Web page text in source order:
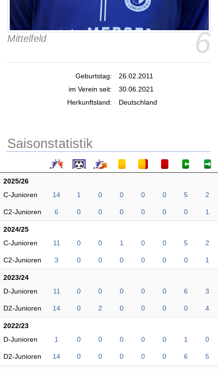
6
Mittelfeld
Geburtstag:
26.02.2011
im Verein seit:
30.06.2021
Herkunftsland:
Deutschland
Saisonstatistik
2025/26
C-Junioren
14 1 0 0 0 0 5 2
C2-Junioren 6 0 0 0 0 0 0 1
2024/25
C-Junioren
11 0 0 1 0 0 5 2
C2-Junioren 3 0 0 0 0 0 0 1
2023/24
D-Junioren
11 0 0 0 0 0 6 3
D2-Junioren 14 0 2 0 0 0 0 4
2022/23
D-Junioren
1 0 0 0 0 0 1 0
D2-Junioren 14 0 0 0 0 0 6 5